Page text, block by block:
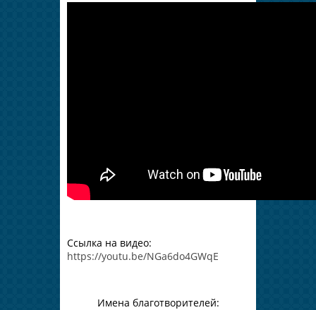
Ссылка на видео:
https://youtu.be/NGa6do4GWqE
Имена благотворителей: